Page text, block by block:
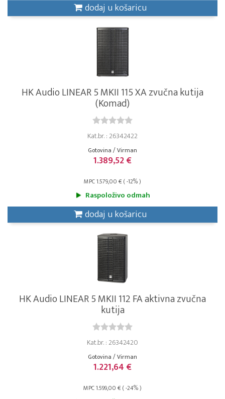
dodaj u košaricu
HK Audio LINEAR 5 MKII 115 XA zvučna kutija
(Komad)
Kat.br. : 26342422
Gotovina / Virman
1.389,52 €
MPC 1.579,00 € ( -12% )
Raspoloživo odmah
dodaj u košaricu
HK Audio LINEAR 5 MKII 112 FA aktivna zvučna
kutija
Kat.br. : 26342420
Gotovina / Virman
1.221,64 €
MPC 1.599,00 € ( -24% )